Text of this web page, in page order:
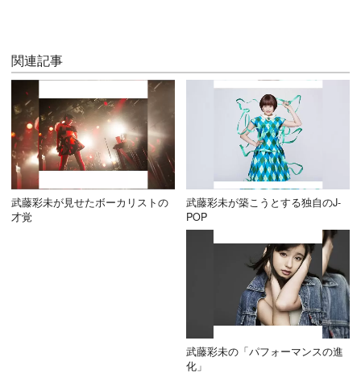
関連記事
武藤彩未が見せたボーカリストの
才覚
武藤彩未が築こうとする独自のJ-
POP
武藤彩未の「パフォーマンスの進
化」